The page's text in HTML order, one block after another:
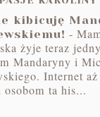
kibicuję
-
żyje teraz
Mandaryny i
Internet
ta his...